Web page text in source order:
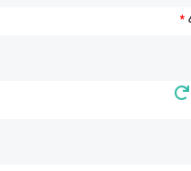
خواهد بود.
*